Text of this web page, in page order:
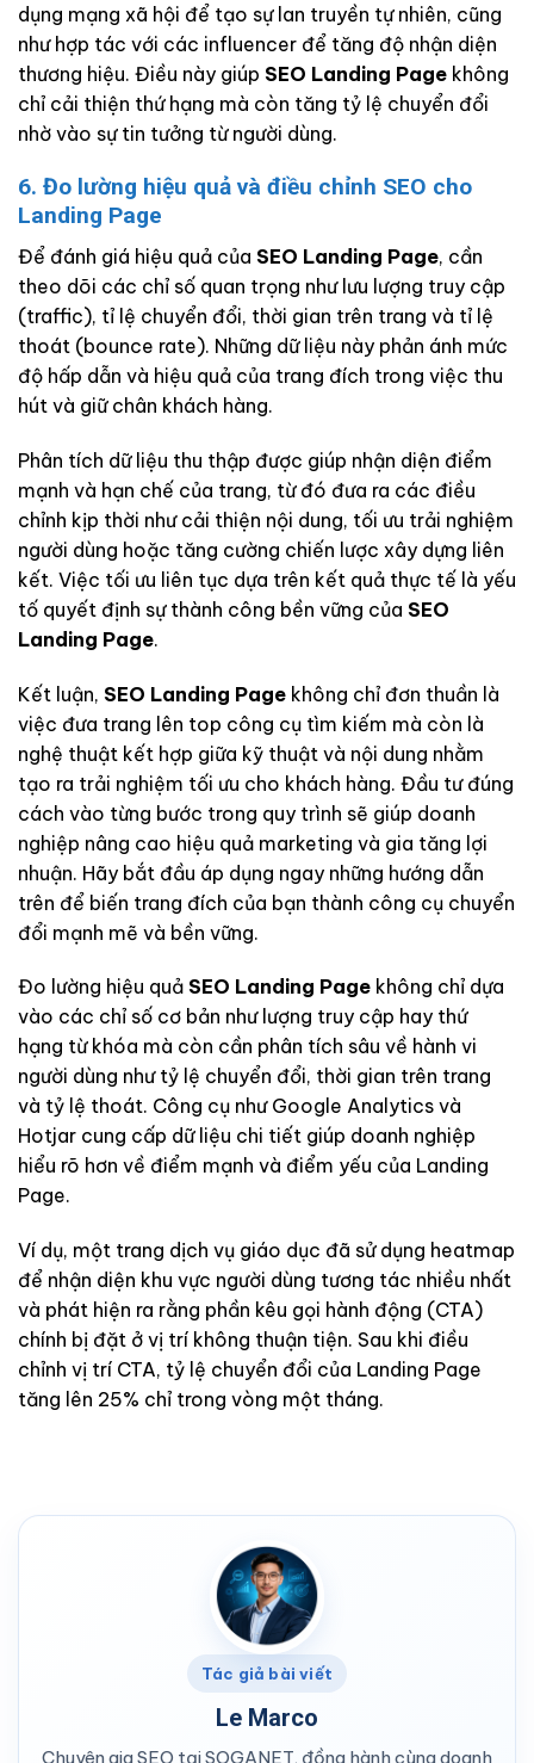
dụng mạng xã hội để tạo sự lan truyền tự nhiên, cũng
như hợp tác với các influencer để tăng độ nhận diện
thương hiệu. Điều này giúp SEO Landing Page không
chỉ cải thiện thứ hạng mà còn tăng tỷ lệ chuyển đổi
nhờ vào sự tin tưởng từ người dùng.
6. Đo lường hiệu quả và điều chỉnh SEO cho
Landing Page
Để đánh giá hiệu quả của SEO Landing Page, cần
theo dõi các chỉ số quan trọng như lưu lượng truy cập
(traffic), tỉ lệ chuyển đổi, thời gian trên trang và tỉ lệ
thoát (bounce rate). Những dữ liệu này phản ánh mức
độ hấp dẫn và hiệu quả của trang đích trong việc thu
hút và giữ chân khách hàng.
Phân tích dữ liệu thu thập được giúp nhận diện điểm
mạnh và hạn chế của trang, từ đó đưa ra các điều
chỉnh kịp thời như cải thiện nội dung, tối ưu trải nghiệm
người dùng hoặc tăng cường chiến lược xây dựng liên
kết. Việc tối ưu liên tục dựa trên kết quả thực tế là yếu
tố quyết định sự thành công bền vững của SEO
Landing Page.
Kết luận, SEO Landing Page không chỉ đơn thuần là
việc đưa trang lên top công cụ tìm kiếm mà còn là
nghệ thuật kết hợp giữa kỹ thuật và nội dung nhằm
tạo ra trải nghiệm tối ưu cho khách hàng. Đầu tư đúng
cách vào từng bước trong quy trình sẽ giúp doanh
nghiệp nâng cao hiệu quả marketing và gia tăng lợi
nhuận. Hãy bắt đầu áp dụng ngay những hướng dẫn
trên để biến trang đích của bạn thành công cụ chuyển
đổi mạnh mẽ và bền vững.
Đo lường hiệu quả SEO Landing Page không chỉ dựa
vào các chỉ số cơ bản như lượng truy cập hay thứ
hạng từ khóa mà còn cần phân tích sâu về hành vi
người dùng như tỷ lệ chuyển đổi, thời gian trên trang
và tỷ lệ thoát. Công cụ như Google Analytics và
Hotjar cung cấp dữ liệu chi tiết giúp doanh nghiệp
hiểu rõ hơn về điểm mạnh và điểm yếu của Landing
Page.
Ví dụ, một trang dịch vụ giáo dục đã sử dụng heatmap
để nhận diện khu vực người dùng tương tác nhiều nhất
và phát hiện ra rằng phần kêu gọi hành động (CTA)
chính bị đặt ở vị trí không thuận tiện. Sau khi điều
chỉnh vị trí CTA, tỷ lệ chuyển đổi của Landing Page
tăng lên 25% chỉ trong vòng một tháng.
Tác giả bài viết
Le Marco
Chuyên gia SEO tại SOGANET, đồng hành cùng doanh